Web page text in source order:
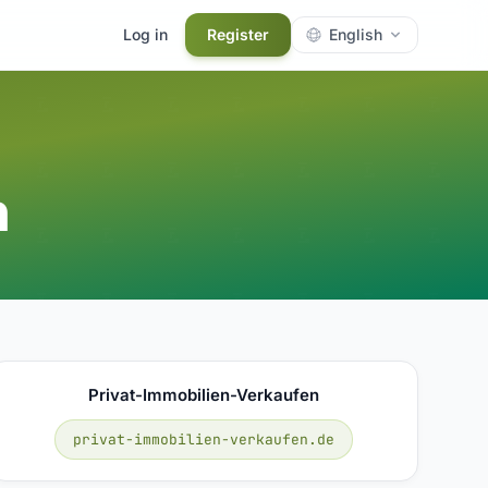
Log in Register English
Privat-Immobilien-Verkaufen
privat-immobilien-verkaufen.de